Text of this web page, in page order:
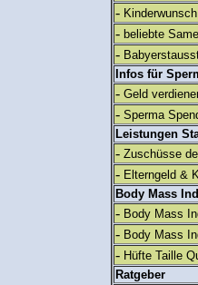
-
- beliebte
-
Infos für
- Geld
- Sperma
Leistungen
- Zuschüsse
- Elterngeld &
Body Mass
- Body Mass
- Body Mass
- Hüfte Taille
Ratgeber